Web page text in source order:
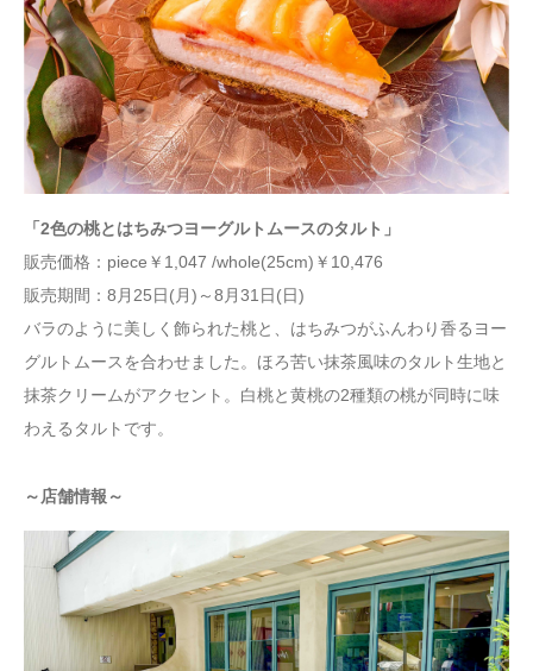
「2⾊の桃とはちみつヨーグルトムースのタルト」
販売価格：piece￥1,047 /whole(25cm)￥10,476
販売期間：8月25日(月)～8月31日(日)
バラのように美しく飾られた桃と、はちみつがふんわり香るヨー
グルトムースを合わせました。ほろ苦い抹茶風味のタルト生地と
抹茶クリームがアクセント。白桃と黄桃の2種類の桃が同時に味
わえるタルトです。
～店舗情報～